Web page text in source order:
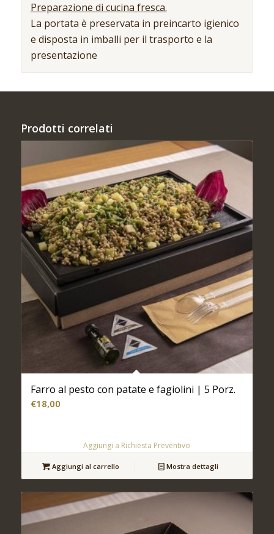
Preparazione di cucina fresca.
La portata è preservata in preincarto igienico
e disposta in imballi per il trasporto e la
presentazione
Prodotti correlati
Farro al pesto con patate e fagiolini | 5 Porz.
€18,00
Aggiungi a Richiesta Preventivo
Aggiungi al carrello Mostra dettagli